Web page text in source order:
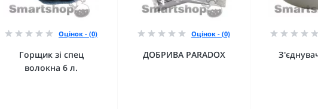
Оцінок - (0)
Горщик зі спец
волокна 6 л.
Оцінок - (0)
ДОБРИВА PARADOX